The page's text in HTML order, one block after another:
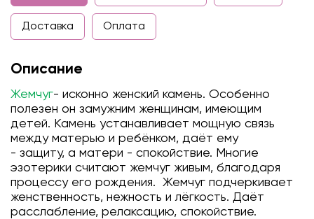
Доставка Оплата
Описание
Жемчуг- исконно женский камень. Особенно
полезен он замужним женщинам, имеющим
детей. Камень устанавливает мощную связь
между матерью и ребёнком, даёт ему
- защиту, а матери - спокойствие. Многие
эзотерики считают жемчуг живым, благодаря
процессу его рождения. Жемчуг подчеркивает
женственность, нежность и лёгкость. Даёт
расслабление, релаксацию, спокойствие.